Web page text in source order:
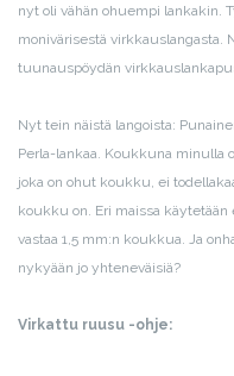
nyt oli vähän ohuempi lankakin.
monivärisestä virkkauslangasta.
tuunauspöydän
Nyt tein näistä langoista:
Perla-lankaa. Koukkuna minulla
joka on ohut koukku, ei
koukku on. Eri maissa
vastaa 1,5 mm:n koukkua. Ja
nykyään jo yhteneväisiä?
Virkattu ruusu -ohje: